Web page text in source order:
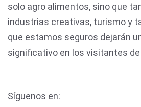
solo agro alimentos, sino que
industrias creativas, turismo y
que estamos seguros dejarán
significativo en los visitantes de
Síguenos en: